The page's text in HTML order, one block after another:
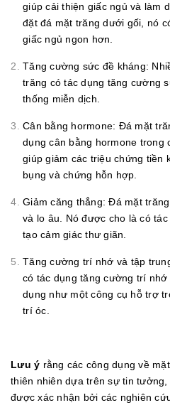
giúp cải thiện giấc ngủ và làm
đặt đá mặt trăng dưới gối, nó
giấc ngủ ngon hơn.
Tăng cường sức đề kháng:
trăng có tác dụng tăng cường
thống miễn dịch.
Cân bằng hormone: Đá mặt
dụng cân bằng hormone
giúp giảm các triệu chứng tiền
bụng và chứng hỗn hợp.
Giảm căng thẳng: Đá mặt
và lo âu. Nó được cho là có
tạo cảm giác thư giãn.
Tăng cường trí nhớ và tập
có tác dụng tăng cường trí
dụng như một công cụ hỗ trợ
trí óc.
Lưu ý rằng các công dụng về
thiên nhiên dựa trên sự tin
được xác nhận bởi các nghiên